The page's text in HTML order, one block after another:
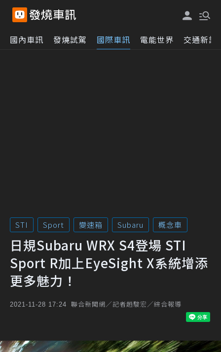
國內車訊 發燒試駕 國際車訊 電能世界 交通新訊
STI Sport 變速箱 Subaru 概念車
日規Subaru WRX S4登場 STI
Sport R加上EyeSight X系統增添
更多魅力！
2021-11-28 17:24 聯合新聞網／記者趙駿宏／綜合報導